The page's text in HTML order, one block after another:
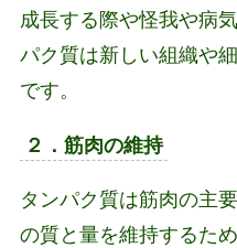
成長する際や怪我や病
パク質は新しい組織や
です。
２．筋肉の維持
タンパク質は筋肉の主
の質と量を維持するた